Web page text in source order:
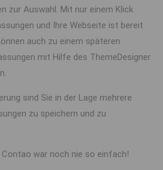
zur Auswahl. Mit nur einem Klick
und Ihre Webseite ist bereit
auch zu einem späteren
mit Hilfe des ThemeDesigner
sind Sie in der Lage mehrere
zu speichern und zu
war noch nie so einfach!